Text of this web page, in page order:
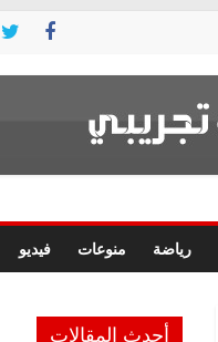
رياضة منوعات فيديو
أحدث المقالات